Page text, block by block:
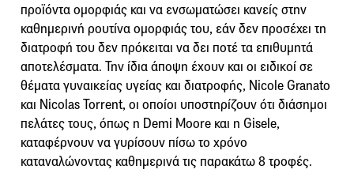
προϊόντα ομορφιάς και να ενσωματώσει κανείς στην
καθημερινή ρουτίνα ομορφιάς του, εάν δεν προσέχει τη
διατροφή του δεν πρόκειται να δει ποτέ τα επιθυμητά
αποτελέσματα. Την ίδια άποψη έχουν και οι ειδικοί σε
θέματα γυναικείας υγείας και διατροφής, Nicole Granato
και Nicolas Torrent, οι οποίοι υποστηρίζουν ότι διάσημοι
πελάτες τους, όπως η Demi Moore και η Gisele,
καταφέρνουν να γυρίσουν πίσω το χρόνο
καταναλώνοντας καθημερινά τις παρακάτω 8 τροφές.